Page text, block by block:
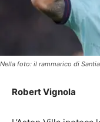
Nella foto: il rammarico di
Robert Vignola